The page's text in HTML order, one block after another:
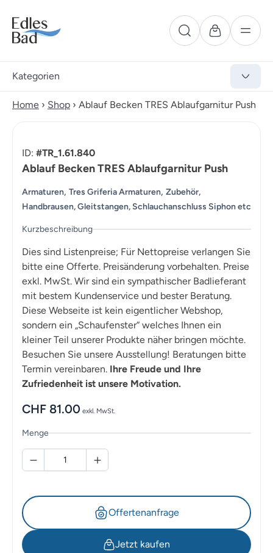
Kategorien
Home › Shop › Ablauf Becken TRES Ablaufgarnitur Push
ID: #TR_1.61.840
Ablauf Becken TRES Ablaufgarnitur Push
Armaturen, Tres Griferia Armaturen, Zubehör,
Handbrausen, Gleitstangen, Schlauchanschluss Siphon etc
Kurzbeschreibung
Dies sind Listenpreise; Für Nettopreise verlangen Sie
bitte eine Offerte. Preisänderung vorbehalten. Preise
exkl. MwSt. Wir sind ein sympathischer Badlieferant
mit bestem Kundenservice und bester Beratung.
Diese Webseite ist kein eigentlicher Webshop,
sondern ein „Schaufenster“ welches Ihnen ein
kleiner Teil unserer Produkte näher bringen möchte.
Besuchen Sie unsere Ausstellung! Beratungen bitte
Termin vereinbaren. Ihre Freude und Ihre
Zufriedenheit ist unsere Motivation.
CHF 81.00 exkl. MwSt.
Menge
Offertenanfrage
Jetzt kaufen